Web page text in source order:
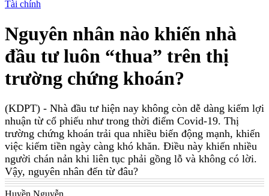
Tài chính
Nguyên nhân nào khiến nhà
đầu tư luôn “thua” trên thị
trường chứng khoán?
(KDPT) - Nhà đầu tư hiện nay không còn dễ dàng kiếm lợi
nhuận từ cổ phiếu như trong thời điểm Covid-19. Thị
trường chứng khoán trải qua nhiều biến động mạnh, khiến
việc kiếm tiền ngày càng khó khăn. Điều này khiến nhiều
người chán nản khi liên tục phải gồng lỗ và không có lời.
Vậy, nguyên nhân đến từ đâu?